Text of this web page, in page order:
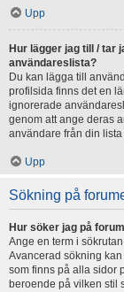
Upp
Hur lägger jag till / tar
användareslista?
Du kan lägga till
profilsida finns det en
ignorerade
genom att ange deras
användare från din
Upp
Sökning på
Hur söker jag på
Ange en term i
Avancerad sökning
som finns på alla sidor
beroende på vilken stil